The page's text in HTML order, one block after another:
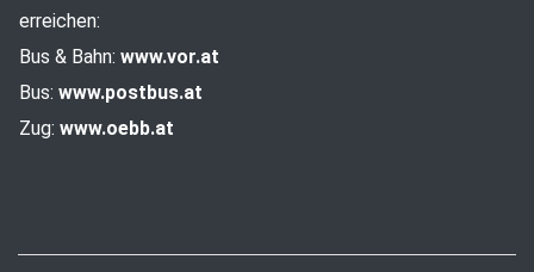
erreichen:
Bus & Bahn: www.vor.at
Bus: www.postbus.at
Zug: www.oebb.at